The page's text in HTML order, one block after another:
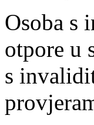
Osoba s
otpore u
s